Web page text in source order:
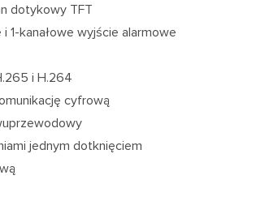
dotykowy TFT
1-kanałowe wyjście alarmowe
i H.264
cyfrową
jednym dotknięciem